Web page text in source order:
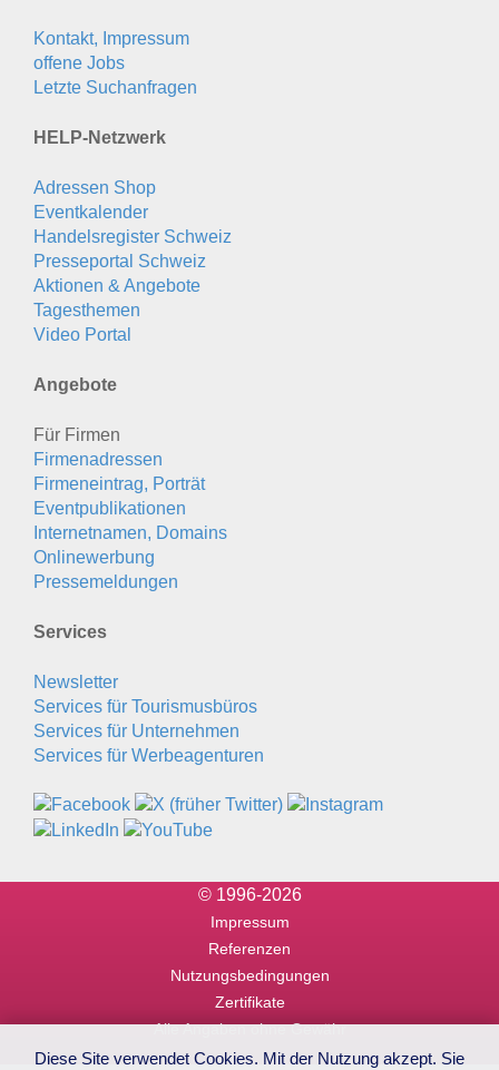
Kontakt, Impressum
offene Jobs
Letzte Suchanfragen
HELP-Netzwerk
Adressen Shop
Eventkalender
Handelsregister Schweiz
Presseportal Schweiz
Aktionen & Angebote
Tagesthemen
Video Portal
Angebote
Für Firmen
Firmenadressen
Firmeneintrag, Porträt
Eventpublikationen
Internetnamen, Domains
Onlinewerbung
Pressemeldungen
Services
Newsletter
Services für Tourismusbüros
Services für Unternehmen
Services für Werbeagenturen
© 1996-2026
Impressum
Referenzen
Nutzungsbedingungen
Zertifikate
Alle Angaben ohne Gewähr
Diese Site verwendet Cookies. Mit der Nutzung akzept. Sie